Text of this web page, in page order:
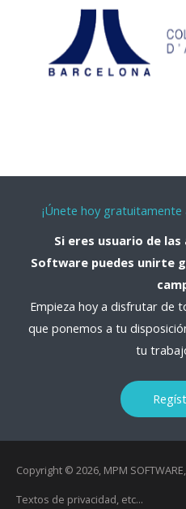
¡Únete hoy
Si eres usuario de
Software puedes unirte
Empieza hoy a disfrutar de
que ponemos a tu
tu
Copyright © 2026, MPM
Textos de privacidad, etc...